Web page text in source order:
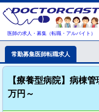
医師の求人・募集（転職・アルバイト）
常勤募集医師転職求人
【療養型病院】病棟
万円～